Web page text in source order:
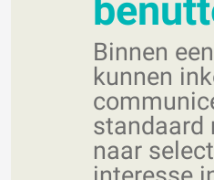
Binnen
kunnen
standaard
naar